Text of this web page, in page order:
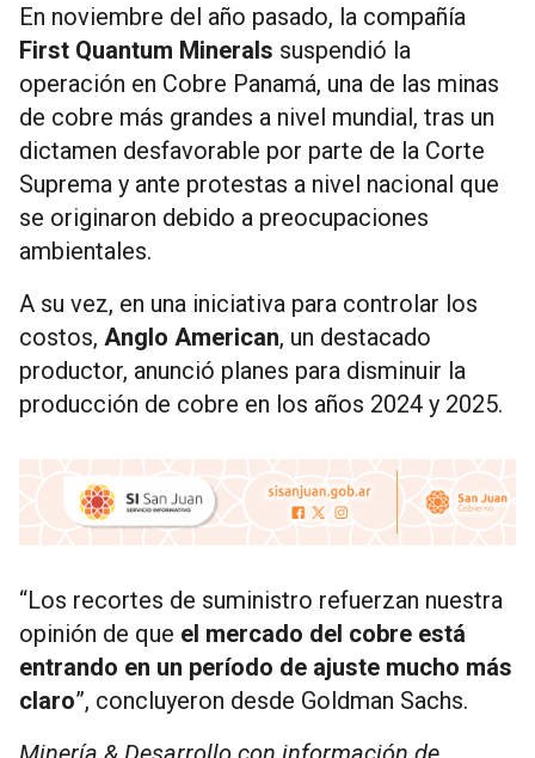
En noviembre del año pasado, la compañía
First Quantum Minerals suspendió la
operación en Cobre Panamá, una de las minas
de cobre más grandes a nivel mundial, tras un
dictamen desfavorable por parte de la Corte
Suprema y ante protestas a nivel nacional que
se originaron debido a preocupaciones
ambientales.
A su vez, en una iniciativa para controlar los
costos, Anglo American, un destacado
productor, anunció planes para disminuir la
producción de cobre en los años 2024 y 2025.
“Los recortes de suministro refuerzan nuestra
opinión de que el mercado del cobre está
entrando en un período de ajuste mucho más
claro”, concluyeron desde Goldman Sachs.